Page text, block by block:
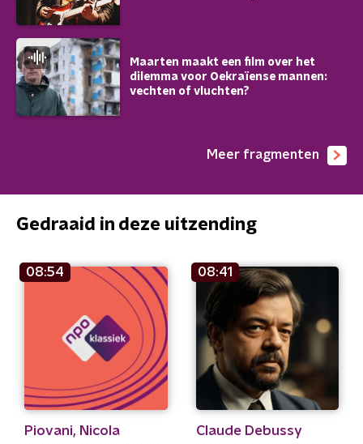
Maarten maakt een film over het
dilemma voor Oekraïense mannen:
vechten of vluchten?
Meer fragmenten
Gedraaid in deze uitzending
08:54
Piovani, Nicola
08:41
Claude Debussy